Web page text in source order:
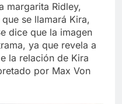
margarita Ridley,
se llamará Kira,
dice que la imagen
ya que revela a
la relación de Kira
por Max Von